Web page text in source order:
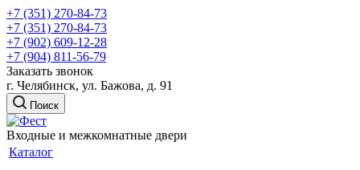
+7 (351) 270-84-73
+7 (351) 270-84-73
+7 (902) 609-12-28
+7 (904) 811-56-79
Заказать звонок
г. Челябинск, ул. Бажова, д. 91
Поиск
Входные и межкомнатные двери
Каталог